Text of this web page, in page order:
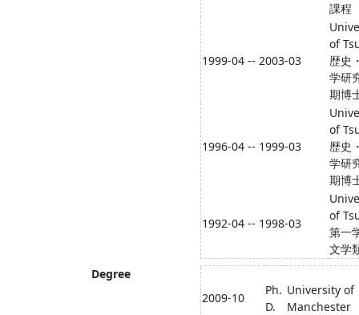
課程
1999-04 -- 2003-03
of
歴史
学研
期博
1996-04 -- 1999-03
of
歴史
学研
期博
1992-04 -- 1998-03
of
第一
文学
Degree
2009-10
Ph.
D.
University of
Manchester